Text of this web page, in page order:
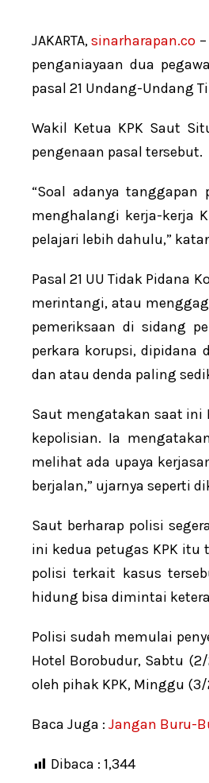
JAKARTA,sinarharapan.co
penganiayaan dua
pasal 21 Undang-Undang
Wakil Ketua KPK Saut
pengenaan pasal tersebut.
“Soal adanya
menghalangi kerja-kerja
pelajari lebih dahulu,”
Pasal 21 UU Tidak Pidana
merintangi, atau
pemeriksaan di sidang
perkara korupsi,
dan atau denda paling
Saut mengatakan saat ini
kepolisian. Ia
melihat ada upaya
berjalan,” ujarnya seperti
Saut berharap polisi
ini kedua petugas KPK
polisi terkait kasus
hidung bisa dimintai
Polisi sudah memulai
Hotel Borobudur, Sabtu
oleh pihak KPK, Minggu
Baca Juga : Jangan Buru-
Dibaca : 1,344